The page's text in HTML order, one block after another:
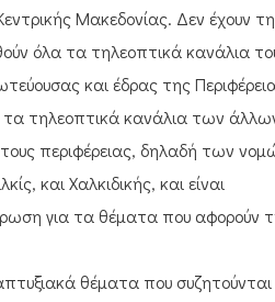
Μακεδονίας. Δεν έχουν τη
όλα τα τηλεοπτικά κανάλια
και έδρας της
τα τηλεοπτικά κανάλια των
περιφέρειας, δηλαδή των
και Χαλκιδικής, και είναι
για τα θέματα που αφορούν
θέματα που συζητούνται